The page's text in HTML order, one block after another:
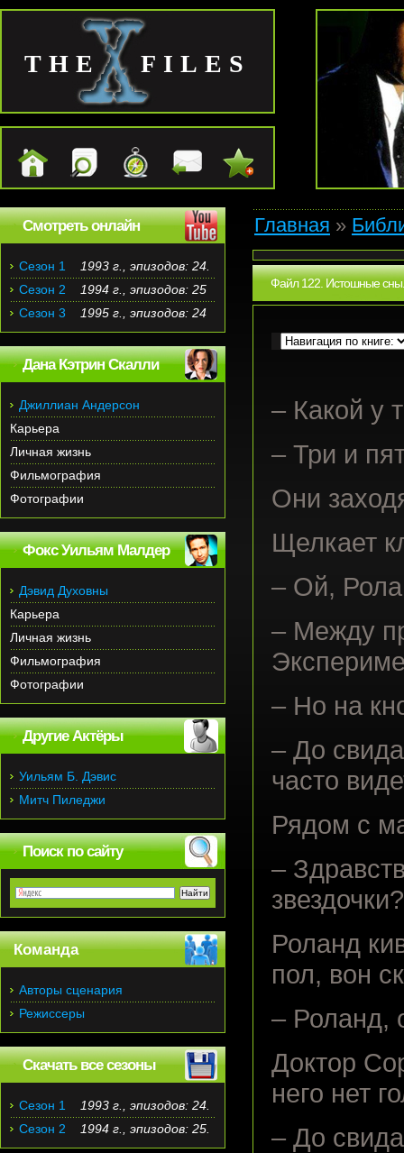
THE FILES
Главная »
Файл 122. Истошные сны.
– Какой у
– Три и
Они
Щелкает
– Ой,
– Между
– Но на
– До
часто
Рядом с
–
Роланд
пол, вон
– Роланд,
Доктор
него нет
– До
Смотреть онлайн
Сезон 1
1993 г., эпизодов: 24.
Сезон 2
1994 г., эпизодов: 25
Сезон 3
1995 г., эпизодов: 24
Дана Кэтрин Скалли
Джиллиан Андерсон
Карьера
Личная жизнь
Фильмография
Фотографии
Фокс Уильям Малдер
Дэвид Духовны
Карьера
Личная жизнь
Фильмография
Фотографии
Другие Актёры
Уильям Б. Дэвис
Митч Пиледжи
Поиск по сайту
Команда
Авторы сценария
Режиссеры
Скачать все сезоны
Сезон 1
1993 г., эпизодов: 24.
Сезон 2
1994 г., эпизодов: 25.